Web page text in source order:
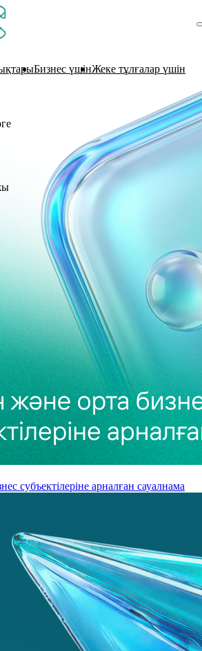
Бизнес үшінЖеке тұлғалар үшін
субъектілеріне арналған сауалнама